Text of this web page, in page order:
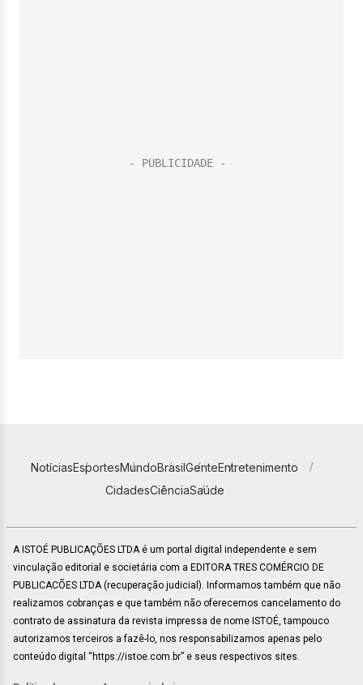
NotíciasEsportesMundoBrasilGenteEntretenimento
CidadesCiênciaSaúde
A ISTOÉ PUBLICAÇÕES LTDA é um portal digital independente e sem
vinculação editorial e societária com a EDITORA TRES COMÉRCIO DE
PUBLICACÕES LTDA (recuperação judicial). Informamos também que não
realizamos cobranças e que também não oferecemos cancelamento do
contrato de assinatura da revista impressa de nome ISTOÉ, tampouco
autorizamos terceiros a fazê-lo, nos responsabilizamos apenas pelo
conteúdo digital “https://istoe.com.br” e seus respectivos sites.